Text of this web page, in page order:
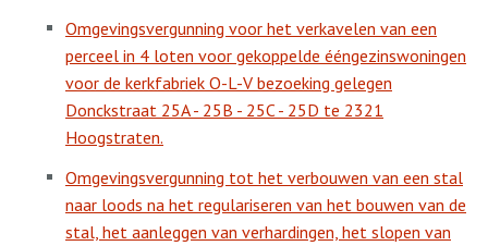
Omgevingsvergunning voor het verkavelen van een
perceel in 4 loten voor gekoppelde ééngezinswoningen
voor de kerkfabriek O-L-V bezoeking gelegen
Donckstraat 25A - 25B - 25C - 25D te 2321
Hoogstraten.
Omgevingsvergunning tot het verbouwen van een stal
naar loods na het regulariseren van het bouwen van de
stal, het aanleggen van verhardingen, het slopen van